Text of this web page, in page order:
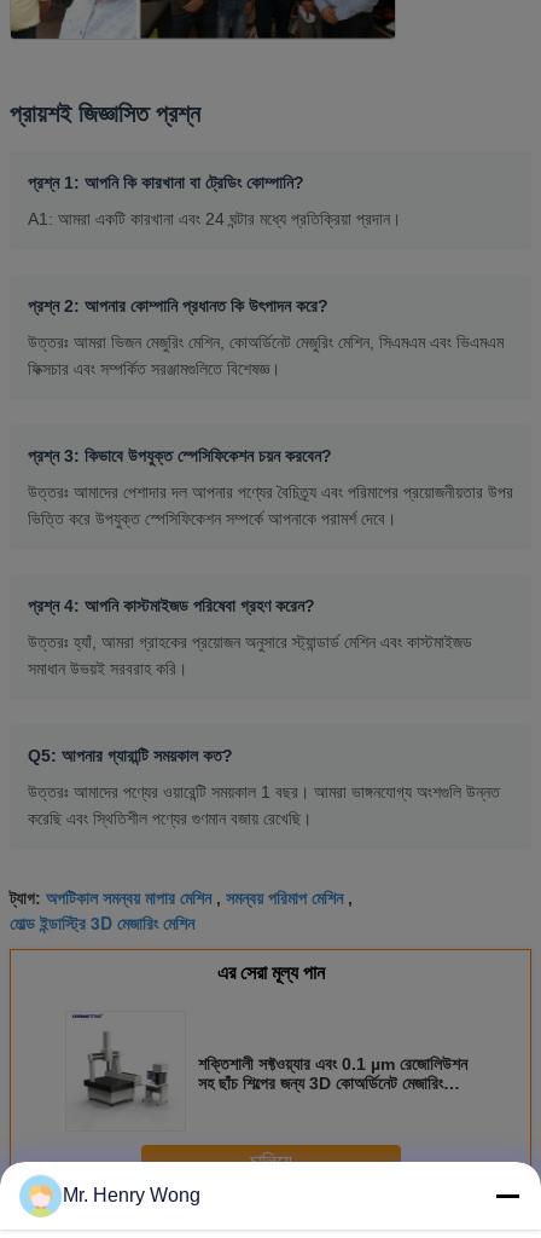
প্রায়শই জিজ্ঞাসিত প্রশ্ন
প্রশ্ন 1: আপনি কি কারখানা বা ট্রেডিং কোম্পানি?
A1: আমরা একটি কারখানা এবং 24 ঘন্টার মধ্যে প্রতিক্রিয়া প্রদান।
প্রশ্ন 2: আপনার কোম্পানি প্রধানত কি উৎপাদন করে?
উত্তরঃ আমরা ভিজন মেজুরিং মেশিন, কোঅর্ডিনেট মেজুরিং মেশিন, সিএমএম এবং ভিএমএম
ফিক্সচার এবং সম্পর্কিত সরঞ্জামগুলিতে বিশেষজ্ঞ।
প্রশ্ন 3: কিভাবে উপযুক্ত স্পেসিফিকেশন চয়ন করবেন?
উত্তরঃ আমাদের পেশাদার দল আপনার পণ্যের বৈচিত্র্য এবং পরিমাপের প্রয়োজনীয়তার উপর
ভিত্তি করে উপযুক্ত স্পেসিফিকেশন সম্পর্কে আপনাকে পরামর্শ দেবে।
প্রশ্ন 4: আপনি কাস্টমাইজড পরিষেবা গ্রহণ করেন?
উত্তরঃ হ্যাঁ, আমরা গ্রাহকের প্রয়োজন অনুসারে স্ট্যান্ডার্ড মেশিন এবং কাস্টমাইজড
সমাধান উভয়ই সরবরাহ করি।
Q5: আপনার গ্যারান্টি সময়কাল কত?
উত্তরঃ আমাদের পণ্যের ওয়ারেন্টি সময়কাল 1 বছর। আমরা ভাঙ্গনযোগ্য অংশগুলি উন্নত
করেছি এবং স্থিতিশীল পণ্যের গুণমান বজায় রেখেছি।
ট্যাগ: অপটিকাল সমন্বয় মাপার মেশিন, সমন্বয় পরিমাপ মেশিন,
মোল্ড ইন্ডাস্ট্রি 3D মেজারিং মেশিন
এর সেরা মূল্য পান
শক্তিশালী সফ্টওয়্যার এবং 0.1 µm রেজোলিউশন
সহ ছাঁচ শিল্পের জন্য 3D কোঅর্ডিনেট মেজারিং
চালিয়ে
অধিক3D কোরিডিন পরিমাপ মেশিন
Mr. Henry Wong